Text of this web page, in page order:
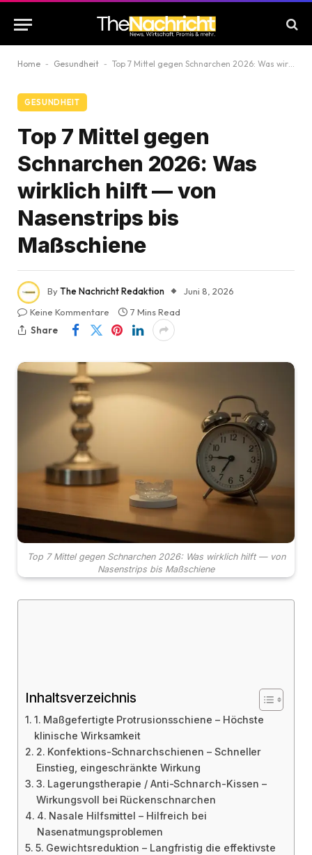
Home - Gesundheit - Top 7 Mittel gegen Schnarchen 2026: Was wirklich hilft — von Nasenstrips bis Maßschiene
GESUNDHEIT
Top 7 Mittel gegen
Schnarchen 2026: Was
wirklich hilft — von
Nasenstrips bis
Maßschiene
ByThe Nachricht Redaktion
Juni 8, 2026
Keine Kommentare
7 Mins Read
Share
Top 7 Mittel gegen Schnarchen 2026: Was wirklich hilft — von
Nasenstrips bis Maßschiene
Inhaltsverzeichnis
1. Maßgefertigte Protrusionsschiene – Höchste
klinische Wirksamkeit
2. Konfektions-Schnarchschienen – Schneller
Einstieg, eingeschränkte Wirkung
3. Lagerungstherapie / Anti-Schnarch-Kissen –
Wirkungsvoll bei Rückenschnarchen
4. Nasale Hilfsmittel – Hilfreich bei
Nasenatmungsproblemen
5. Gewichtsreduktion – Langfristig die effektivste